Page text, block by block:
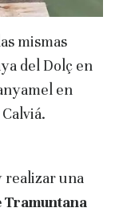
mismas
del Dolç en
en
realizar una
Tramuntana